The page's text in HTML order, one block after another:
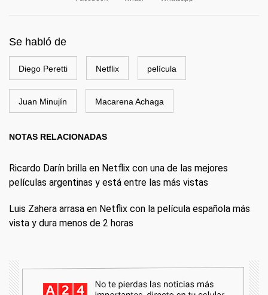
Se habló de
Diego Peretti Netflix película
Juan Minujín Macarena Achaga
NOTAS RELACIONADAS
Ricardo Darín brilla en Netflix con una de las mejores
películas argentinas y está entre las más vistas
Luis Zahera arrasa en Netflix con la película española más
vista y dura menos de 2 horas